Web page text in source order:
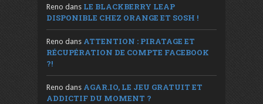
Reno dans LE BLACKBERRY LEAP
DISPONIBLE CHEZ ORANGE ET SOSH !
Reno dans ATTENTION : PIRATAGE ET
RÉCUPÉRATION DE COMPTE FACEBOOK
?!
Reno dans AGAR.IO, LE JEU GRATUIT ET
ADDICTIF DU MOMENT ?